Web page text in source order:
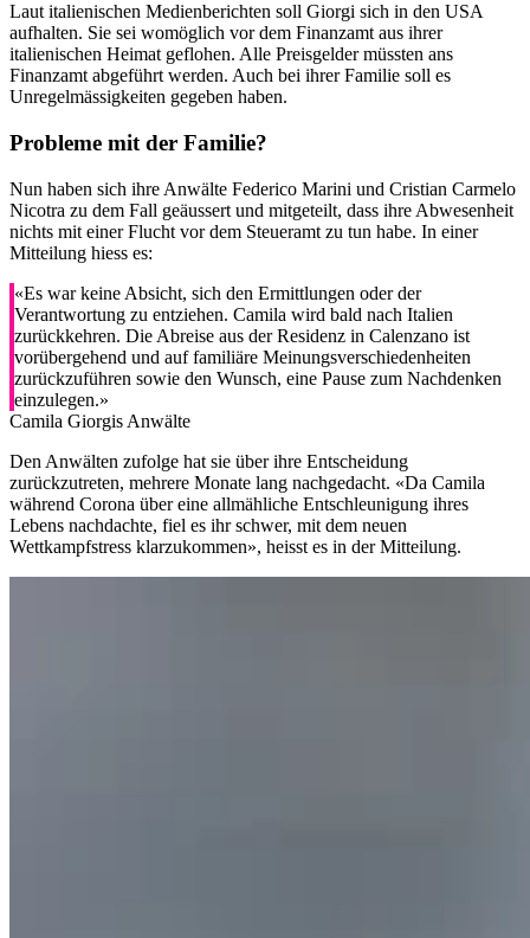
Laut italienischen Medienberichten soll Giorgi sich in den USA
aufhalten. Sie sei womöglich vor dem Finanzamt aus ihrer
italienischen Heimat geflohen. Alle Preisgelder müssten ans
Finanzamt abgeführt werden. Auch bei ihrer Familie soll es
Unregelmässigkeiten gegeben haben.
Probleme mit der Familie?
Nun haben sich ihre Anwälte Federico Marini und Cristian Carmelo
Nicotra zu dem Fall geäussert und mitgeteilt, dass ihre Abwesenheit
nichts mit einer Flucht vor dem Steueramt zu tun habe. In einer
Mitteilung hiess es:
«Es war keine Absicht, sich den Ermittlungen oder der
Verantwortung zu entziehen. Camila wird bald nach Italien
zurückkehren. Die Abreise aus der Residenz in Calenzano ist
vorübergehend und auf familiäre Meinungsverschiedenheiten
zurückzuführen sowie den Wunsch, eine Pause zum Nachdenken
einzulegen.»
Camila Giorgis Anwälte
Den Anwälten zufolge hat sie über ihre Entscheidung
zurückzutreten, mehrere Monate lang nachgedacht. «Da Camila
während Corona über eine allmähliche Entschleunigung ihres
Lebens nachdachte, fiel es ihr schwer, mit dem neuen
Wettkampfstress klarzukommen», heisst es in der Mitteilung.